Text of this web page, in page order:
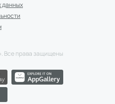
данных
Все права защищены